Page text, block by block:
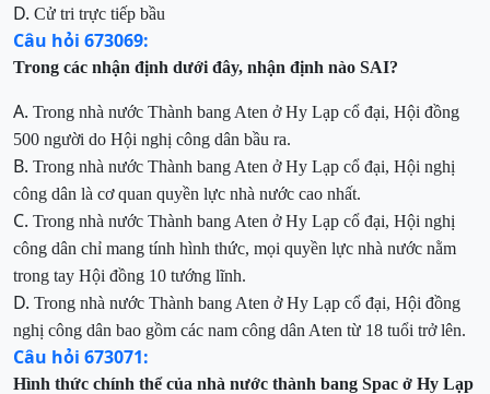
D. Cử tri trực tiếp bầu
Câu hỏi 673069:
Trong các nhận định dưới đây, nhận định nào SAI?
A. Trong nhà nước Thành bang Aten ở Hy Lạp cổ đại, Hội đồng
500 người do Hội nghị công dân bầu ra.
B. Trong nhà nước Thành bang Aten ở Hy Lạp cổ đại, Hội nghị
công dân là cơ quan quyền lực nhà nước cao nhất.
C. Trong nhà nước Thành bang Aten ở Hy Lạp cổ đại, Hội nghị
công dân chỉ mang tính hình thức, mọi quyền lực nhà nước nằm
trong tay Hội đồng 10 tướng lĩnh.
D. Trong nhà nước Thành bang Aten ở Hy Lạp cổ đại, Hội đồng
nghị công dân bao gồm các nam công dân Aten từ 18 tuổi trở lên.
Câu hỏi 673071:
Hình thức chính thể của nhà nước thành bang Spac ở Hy Lạp